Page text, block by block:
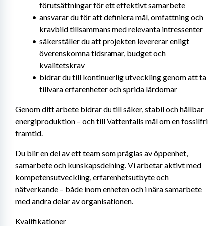
förutsättningar för ett effektivt samarbete
ansvarar du för att definiera mål, omfattning och
kravbild tillsammans med relevanta intressenter
säkerställer du att projekten levererar enligt
överenskomna tidsramar, budget och
kvalitetskrav
bidrar du till kontinuerlig utveckling genom att ta
tillvara erfarenheter och sprida lärdomar
Genom ditt arbete bidrar du till säker, stabil och hållbar
energiproduktion – och till Vattenfalls mål om en fossilfri
framtid.
Du blir en del av ett team som präglas av öppenhet,
samarbete och kunskapsdelning. Vi arbetar aktivt med
kompetensutveckling, erfarenhetsutbyte och
nätverkande – både inom enheten och i nära samarbete
med andra delar av organisationen.
Kvalifikationer